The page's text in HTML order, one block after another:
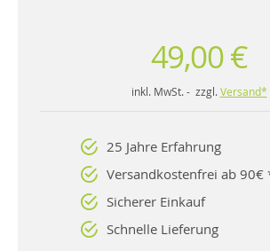
49,00 €
inkl. MwSt. - zzgl. Versand*
25 Jahre Erfahrung
Versandkostenfrei ab 90€
Sicherer Einkauf
Schnelle Lieferung